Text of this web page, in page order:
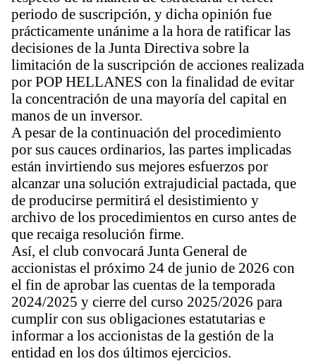
periodo de suscripción, y dicha opinión fue
prácticamente unánime a la hora de ratificar las
decisiones de la Junta Directiva sobre la
limitación de la suscripción de acciones realizada
por POP HELLANES con la finalidad de evitar
la concentración de una mayoría del capital en
manos de un inversor.
A pesar de la continuación del procedimiento
por sus cauces ordinarios, las partes implicadas
están invirtiendo sus mejores esfuerzos por
alcanzar una solución extrajudicial pactada, que
de producirse permitirá el desistimiento y
archivo de los procedimientos en curso antes de
que recaiga resolución firme.
Así, el club convocará Junta General de
accionistas el próximo 24 de junio de 2026 con
el fin de aprobar las cuentas de la temporada
2024/2025 y cierre del curso 2025/2026 para
cumplir con sus obligaciones estatutarias e
informar a los accionistas de la gestión de la
entidad en los dos últimos ejercicios.